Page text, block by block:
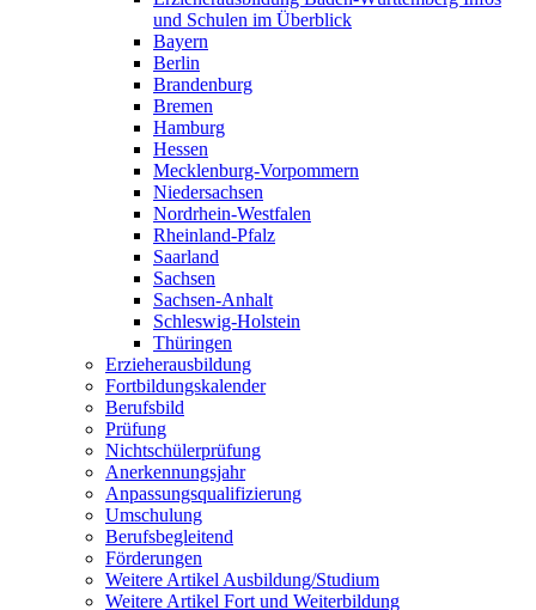
und Schulen im Überblick
Bayern
Berlin
Brandenburg
Bremen
Hamburg
Hessen
Mecklenburg-Vorpommern
Niedersachsen
Nordrhein-Westfalen
Rheinland-Pfalz
Saarland
Sachsen
Sachsen-Anhalt
Schleswig-Holstein
Thüringen
Erzieherausbildung
Fortbildungskalender
Berufsbild
Prüfung
Nichtschülerprüfung
Anerkennungsjahr
Anpassungsqualifizierung
Umschulung
Berufsbegleitend
Förderungen
Weitere Artikel Ausbildung/Studium
Weitere Artikel Fort und Weiterbildung